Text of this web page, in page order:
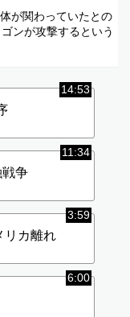
が関わっていたとの
ンが攻撃するという
14:53
11:34
争
3:59
リカ離れ
6:00